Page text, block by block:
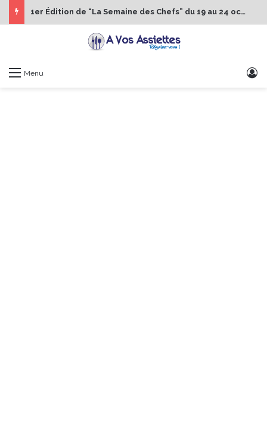
1er Édition de “La Semaine des Chefs” du 19 au 24 octobre 2026
Menu